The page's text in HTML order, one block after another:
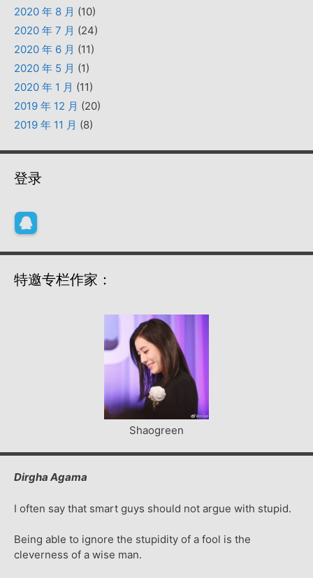
2020 年 8 月 (10)
2020 年 7 月 (24)
2020 年 6 月 (11)
2020 年 5 月 (1)
2020 年 1 月 (11)
2019 年 12 月 (20)
2019 年 11 月 (8)
登录
特邀专栏作家：
Shaogreen
Dirgha Agama
I often say that smart guys should not argue with stupid.
Being able to ignore the stupidity of a fool is the
cleverness of a wise man.